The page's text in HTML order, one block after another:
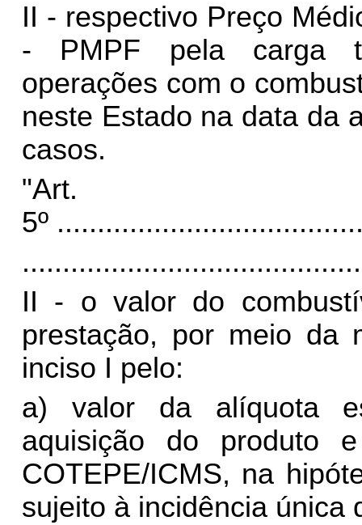
II - respectivo Preço
- PMPF pela carga
operações com o
neste Estado na data da
casos.
"Art.
5º
II - o valor do
prestação, por meio da
inciso I pelo:
a) valor da alíquota
aquisição do produto
COTEPE/ICMS, na
sujeito à incidência única